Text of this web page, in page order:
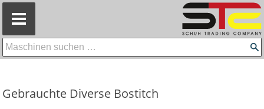
Gebrauchte Diverse Bostitch